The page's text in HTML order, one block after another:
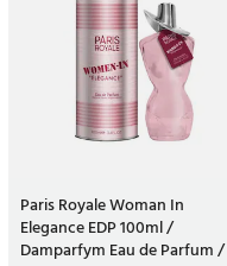
Paris Royale Woman In
Elegance EDP 100ml /
Damparfym Eau de Parfum /